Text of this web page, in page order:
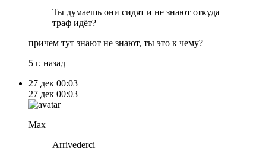
Ты думаешь они сидят и не знают откуда
траф идёт?
причем тут знают не знают, ты это к чему?
5 г. назад
27 дек 00:03
27 дек 00:03
Max
Arrivederci